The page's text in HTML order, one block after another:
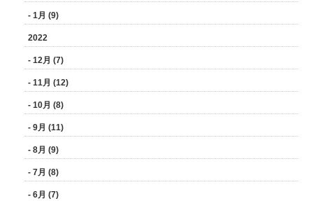
- 1月 (9)
2022
- 12月 (7)
- 11月 (12)
- 10月 (8)
- 9月 (11)
- 8月 (9)
- 7月 (8)
- 6月 (7)